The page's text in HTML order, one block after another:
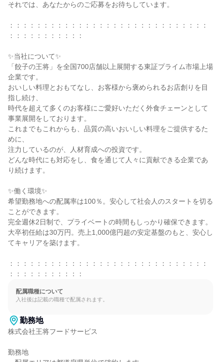
それでは、あなたからのご応募をお待ちしています。
：：：：：：：：：：：：：：：：：：：：：：：：：：：：：
：：：：：：：：：：：
✨当社について✨
「餃子の王将」を全国700店舗以上展開する東証プライム市場上場
企業です。
おいしい料理とおもてなし、お客様から褒められるお店創りを目
指し続け、
時代を超えて多くのお客様にご愛好いただく外食チェーンとして
事業展開をしております。
これまでもこれからも、品質の高いおいしい料理をご提供するた
めに、
注力しているのが、人材育成への投資です。
どんな時代にも対応をし、食を通じて人々に貢献できる企業であ
り続けます。
✨働く環境✨
希望勤務地への配属率は100％。安心して社会人のスタートを切る
ことができます。
完全週休2日制で、プライベートの時間もしっかり確保できます。
大卒初任給は30万円。売上1,000億円超の安定基盤のもと、安心し
てキャリアを築けます。
：：：：：：：：：：：：：：：：：：：：：：：：：：：：：
：：：：：：：：：：：
配属職種について
入社後は記載の職種で配属されます。
勤務地
株式会社王将フードサービス
勤務地